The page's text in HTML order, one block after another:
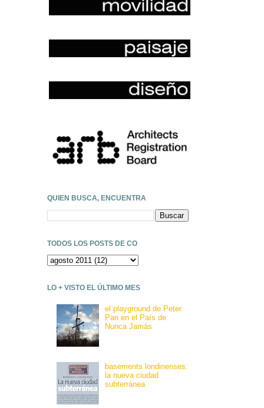
QUIEN BUSCA, ENCUENTRA
TODOS LOS POSTS DE CO
LO + VISTO EL ÚLTIMO MES
el playground de Peter
Pan en el País de
Nunca Jamás
basements londinenses:
la nueva ciudad
subterránea